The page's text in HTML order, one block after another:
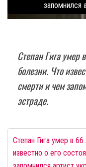
запомнился
Степан Гига умер
болезни. Что
смерти и чем
эстраде.
Степан Гига умер в
известно о его